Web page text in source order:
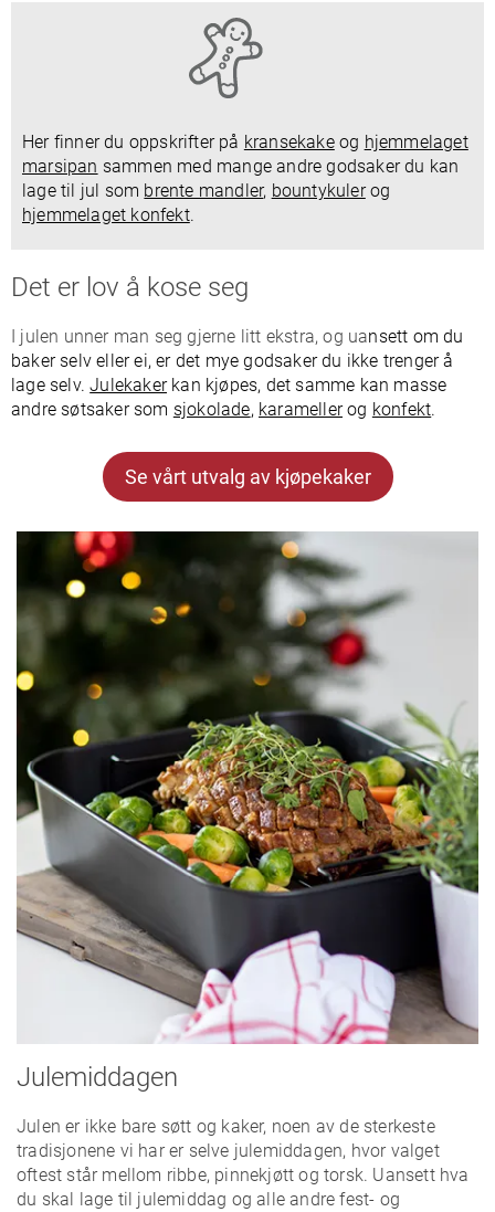
Her finner du oppskrifter på kransekakeog hjemmelaget
marsipan sammen med mange andre godsaker du kan
lage til jul som brente mandler, bountykulerog
hjemmelaget konfekt.
Det er lov å kose seg
I julen unner man seg gjerne litt ekstra, og uansett om du
baker selv eller ei, er det mye godsaker du ikke trenger å
lage selv.Julekakerkan kjøpes, det samme kan masse
andre søtsaker som sjokolade, karamellerog konfekt.
Se vårt utvalg av kjøpekaker
Julemiddagen
Julen er ikke bare søtt og kaker, noen av de sterkeste
tradisjonene vi har er selve julemiddagen, hvor valget
oftest står mellom ribbe, pinnekjøtt og torsk. Uansett hva
du skal lage til julemiddag og alle andre fest- og